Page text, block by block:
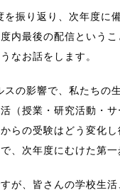
振り返り、次年度に
内最後の配信という
なお話をします。
の影響で、私たちの
（授業・研究活動・
らの受験はどう変化
、次年度にむけた第
が、皆さんの学校生